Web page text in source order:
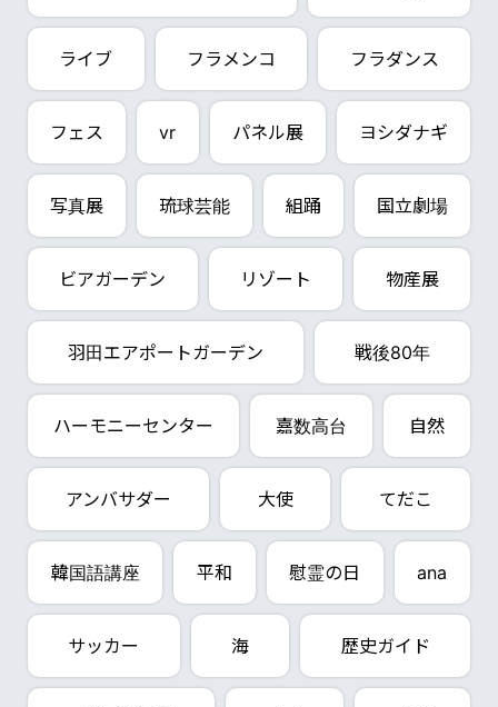
ライブ フラメンコ フラダンス
フェス vr パネル展 ヨシダナギ
写真展 琉球芸能 組踊 国立劇場
ビアガーデン リゾート 物産展
羽田エアポートガーデン 戦後80年
ハーモニーセンター 嘉数高台 自然
アンバサダー 大使 てだこ
韓国語講座 平和 慰霊の日 ana
サッカー 海 歴史ガイド